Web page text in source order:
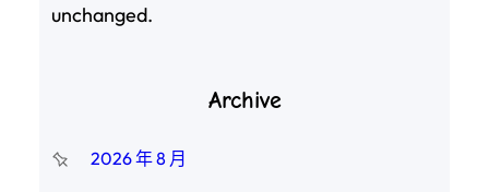
unchanged.
Archive
2026 年 8 月